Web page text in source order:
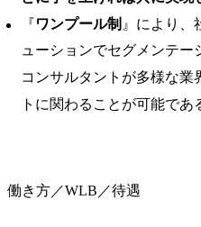
『ワンプール制 』により、
ューションでセグメンテ
コンサルタントが多様な業
トに関わることが可能であ
働き方／WLB／待遇